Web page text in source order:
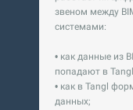
звеном между
системами:
• как данные из
попадают в
• как в Tangl
данных;